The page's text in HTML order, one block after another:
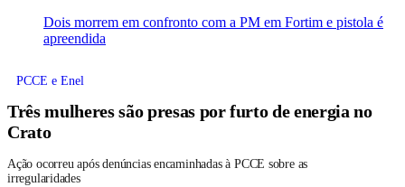
Dois morrem em confronto com a PM em Fortim e pistola é
apreendida
PCCE e Enel
Três mulheres são presas por furto de energia no
Crato
Ação ocorreu após denúncias encaminhadas à PCCE sobre as
irregularidades